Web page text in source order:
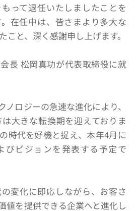
って退任いたしましたことを
在任中は、皆さまより多大な
こと、深く感謝申し上げます。
長 松岡真功が代表取締役に就
ノロジーの急速な進化により、
大きな転換期を迎えておりま
時代を好機と捉え、本年4月に
びビジョンを発表する予定で
変化に即応しながら、お客さ
値を提供できる企業へと進化し